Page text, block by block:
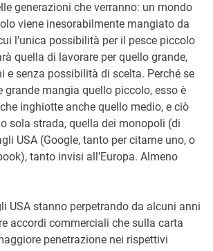
generazioni che verranno: un mondo
viene inesorabilmente mangiato da
l’unica possibilità per il pesce piccolo
quella di lavorare per quello grande,
e senza possibilità di scelta. Perché se
grande mangia quello piccolo, esso è
inghiotte anche quello medio, e ciò
sola strada, quella dei monopoli (di
USA (Google, tanto per citarne uno, o
tanto invisi all’Europa. Almeno
USA stanno perpetrando da alcuni anni
accordi commerciali che sulla carta
penetrazione nei rispettivi